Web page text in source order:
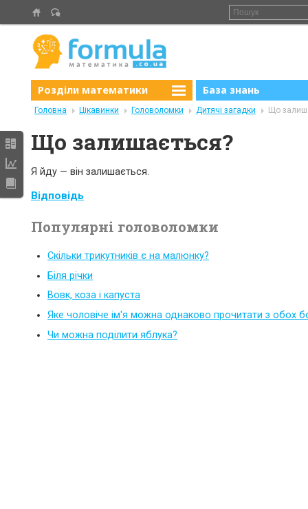
Розділи математики База знань
Головна Цікавинки Головоломки Дитячі загадки Що
Що залишається?
Я йду — він залишається.
Відповідь
Популярні головоломки
Скільки трикутників є на малюнку?
Біля річки
Вовк, коза і капуста
Яке чоловіче ім'я можна однаково прочитати з обох
Чи можна поділити яблука?